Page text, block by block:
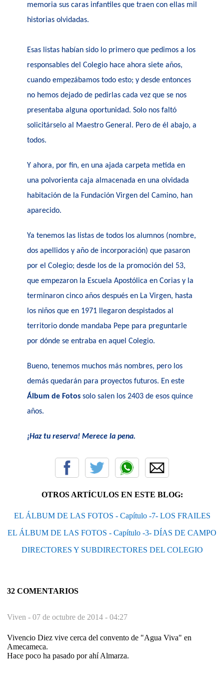
memoria sus caras infantiles que traen con ellas mil
historias olvidadas.
Esas listas habían sido lo primero que pedimos a los
responsables del Colegio hace ahora siete años,
cuando empezábamos todo esto; y desde entonces
no hemos dejado de pedirlas cada vez que se nos
presentaba alguna oportunidad. Solo nos faltó
solicitárselo al Maestro General. Pero de él abajo, a
todos.
Y ahora, por fin, en una ajada carpeta metida en
una polvorienta caja almacenada en una olvidada
habitación de la Fundación Virgen del Camino, han
aparecido.
Ya tenemos las listas de todos los alumnos (nombre,
dos apellidos y año de incorporación) que pasaron
por el Colegio; desde los de la promoción del 53,
que empezaron la Escuela Apostólica en Corias y la
terminaron cinco años después en La Virgen, hasta
los niños que en 1971 llegaron despistados al
territorio donde mandaba Pepe para preguntarle
por dónde se entraba en aquel Colegio.
Bueno, tenemos muchos más nombres, pero los
demás quedarán para proyectos futuros. En este
Álbum de Fotos solo salen los 2403 de esos quince
años.
¡Haz tu reserva! Merece la pena.
OTROS ARTÍCULOS EN ESTE BLOG:
EL ÁLBUM DE LAS FOTOS - Capítulo -7- LOS FRAILES
EL ÁLBUM DE LAS FOTOS - Capítulo -3- DÍAS DE CAMPO
DIRECTORES Y SUBDIRECTORES DEL COLEGIO
32 COMENTARIOS
Viven - 07 de octubre de 2014 - 04:27
Vivencio Diez vive cerca del convento de "Agua Viva" en
Amecameca.
Hace poco ha pasado por ahí Almarza.